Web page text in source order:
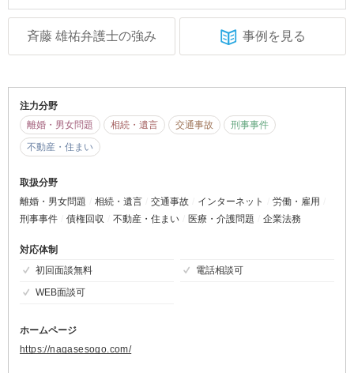
斉藤 雄祐弁護士の強み 事例を見る
注力分野
離婚・男女問題
相続・遺言 交通事故
刑事事件
不動産・住まい
取扱分野
離婚・男女問題
相続・遺言 交通事故 インターネット
労働・雇用
刑事事件
債権回収 不動産・住まい 医療・介護問題 企業法務
対応体制
初回面談無料
電話相談可
WEB面談可
ホームページ
https://nagasesogo.com/